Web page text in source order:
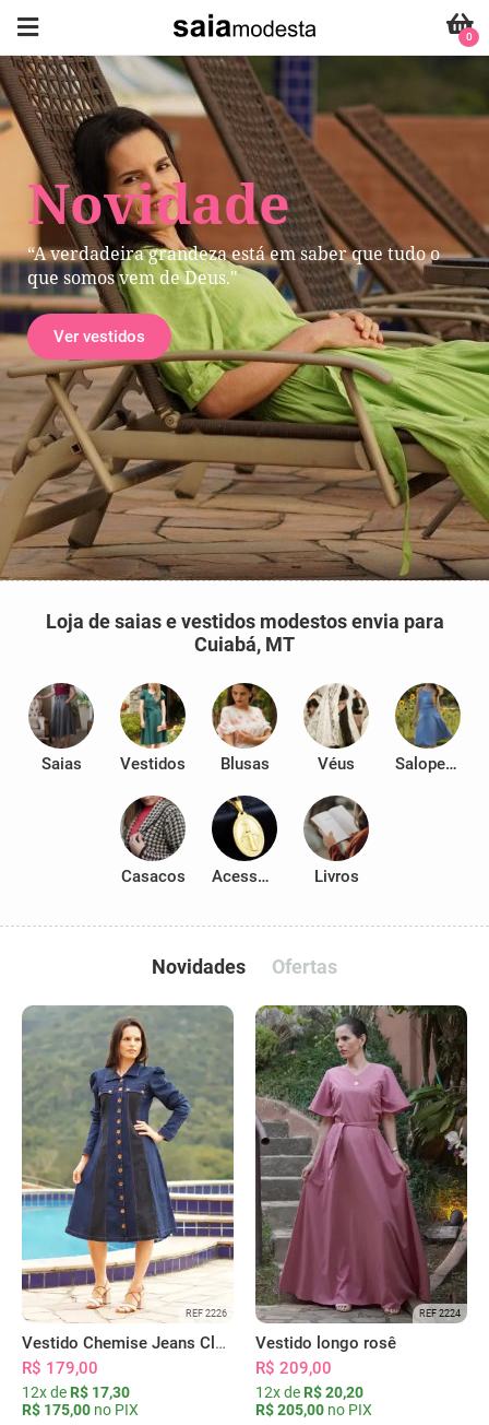
Novidade
“A verdadeira grandeza está em saber que tudo o
que somos vem de Deus."
Ver vestidos
0
Loja de saias e vestidos modestos envia para
Cuiabá, MT
Saias Vestidos Blusas Véus Salopetes
Casacos Acessórios Livros
Novidades Ofertas
REF 2226
Vestido Chemise Jeans Clássica Serena
R$ 179,00
12x de R$ 17,30
R$ 175,00 no PIX
REF 2224
Vestido longo rosê
R$ 209,00
12x de R$ 20,20
R$ 205,00 no PIX